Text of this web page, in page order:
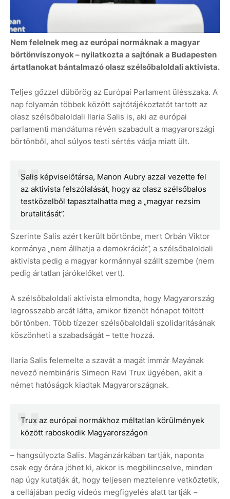
Nem felelnek meg az európai normáknak a magyar
börtönviszonyok – nyilatkozta a sajtónak a Budapesten
ártatlanokat bántalmazó olasz szélsőbaloldali aktivista.
Teljes gőzzel dübörög az Európai Parlament ülésszaka. A
nap folyamán többek között sajtótájékoztatót tartott az
olasz szélsőbaloldali Ilaria Salis is, aki az európai
parlamenti mandátuma révén szabadult a magyarországi
börtönből, ahol súlyos testi sértés vádja miatt ült.
Salis képviselőtársa, Manon Aubry azzal vezette fel
az aktivista felszólalását, hogy az olasz szélsőbalos
testközelből tapasztalhatta meg a „magyar rezsim
brutalitását”.
Szerinte Salis azért került börtönbe, mert Orbán Viktor
kormánya „nem állhatja a demokráciát”, a szélsőbaloldali
aktivista pedig a magyar kormánnyal szállt szembe (nem
pedig ártatlan járókelőket vert).
A szélsőbaloldali aktivista elmondta, hogy Magyarország
legrosszabb arcát látta, amikor tizenöt hónapot töltött
börtönben. Több tízezer szélsőbaloldali szolidaritásának
köszönheti a szabadságát – tette hozzá.
Ilaria Salis felemelte a szavát a magát immár Mayának
nevező nembináris Simeon Ravi Trux ügyében, akit a
német hatóságok kiadtak Magyarországnak.
Trux az európai normákhoz méltatlan körülmények
között raboskodik Magyarországon
– hangsúlyozta Salis. Magánzárkában tartják, naponta
csak egy órára jöhet ki, akkor is megbilincselve, minden
nap úgy kutatják át, hogy teljesen meztelenre vetkőztetik,
a cellájában pedig videós megfigyelés alatt tartják −